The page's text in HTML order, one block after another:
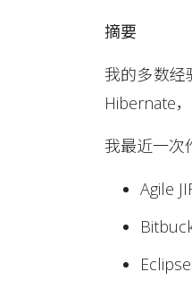
摘要
我的多数经
Hibernate
我最近一次
Agile